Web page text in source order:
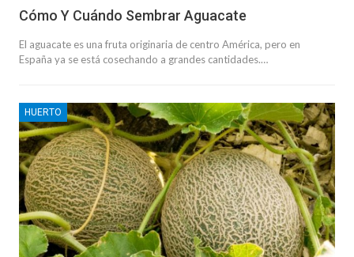
Cómo Y Cuándo Sembrar Aguacate
El aguacate es una fruta originaria de centro América, pero en
España ya se está cosechando a grandes cantidades.…
HUERTO